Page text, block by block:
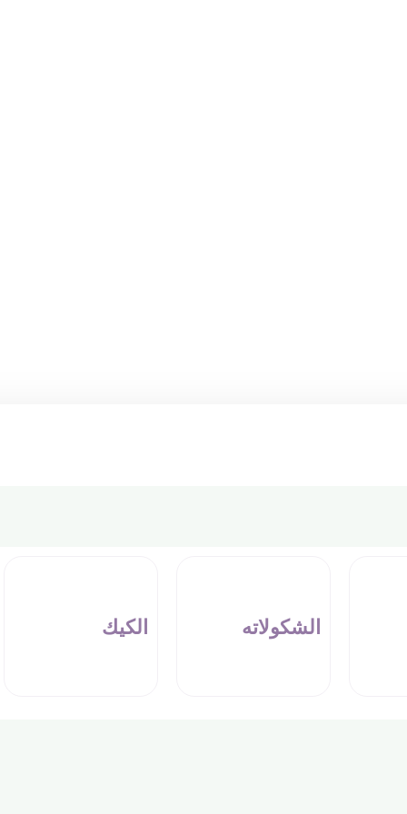
الشكولاته الكيك